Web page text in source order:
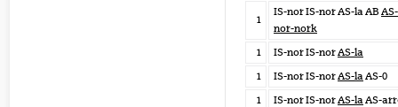
1
IS-nor IS-nor AS-la AB AS-
nor-nork
1
IS-nor IS-norAS-la
1
IS-nor IS-norAS-laAS-0
1
IS-nor IS-norAS-laAS-